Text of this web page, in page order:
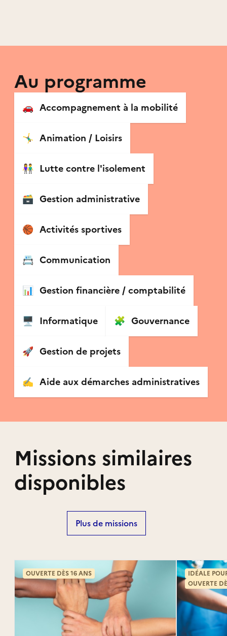
Au programme
🚗 Accompagnement à la mobilité
🤸‍♂️ Animation / Loisirs
👫 Lutte contre l'isolement
🗃 Gestion administrative
🏀 Activités sportives
📇 Communication
📊 Gestion financière / comptabilité
🖥 Informatique 🧩 Gouvernance
🚀 Gestion de projets
✍️ Aide aux démarches administratives
Missions similaires
disponibles
Plus de missions
OUVERTE DÈS 16 ANS
IDÉALE
OUVERTE